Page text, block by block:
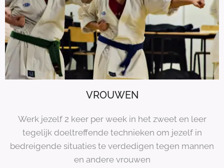
VROUWEN
Werk jezelf 2 keer per week in het zweet en leer
tegelijk doeltreffende technieken om jezelf in
bedreigende situaties te verdedigen tegen mannen
en andere vrouwen